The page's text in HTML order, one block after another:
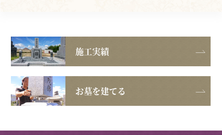
施工実績
お墓を建てる